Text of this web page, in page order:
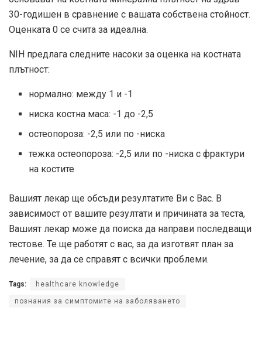
30-годишен в сравнение с вашата собствена стойност.
Оценката 0 се счита за идеална.
NIH предлага следните насоки за оценка на костната
плътност:
нормално: между 1 и -1
ниска костна маса: -1 до -2,5
остеопороза: -2,5 или по -ниска
тежка остеопороза: -2,5 или по -ниска с фрактури
на костите
Вашият лекар ще обсъди резултатите Ви с Вас. В
зависимост от вашите резултати и причината за теста,
Вашият лекар може да поиска да направи последващи
тестове. Те ще работят с вас, за да изготвят план за
лечение, за да се справят с всички проблеми.
Tags: healthcare knowledge
познания за симптомите на заболяването